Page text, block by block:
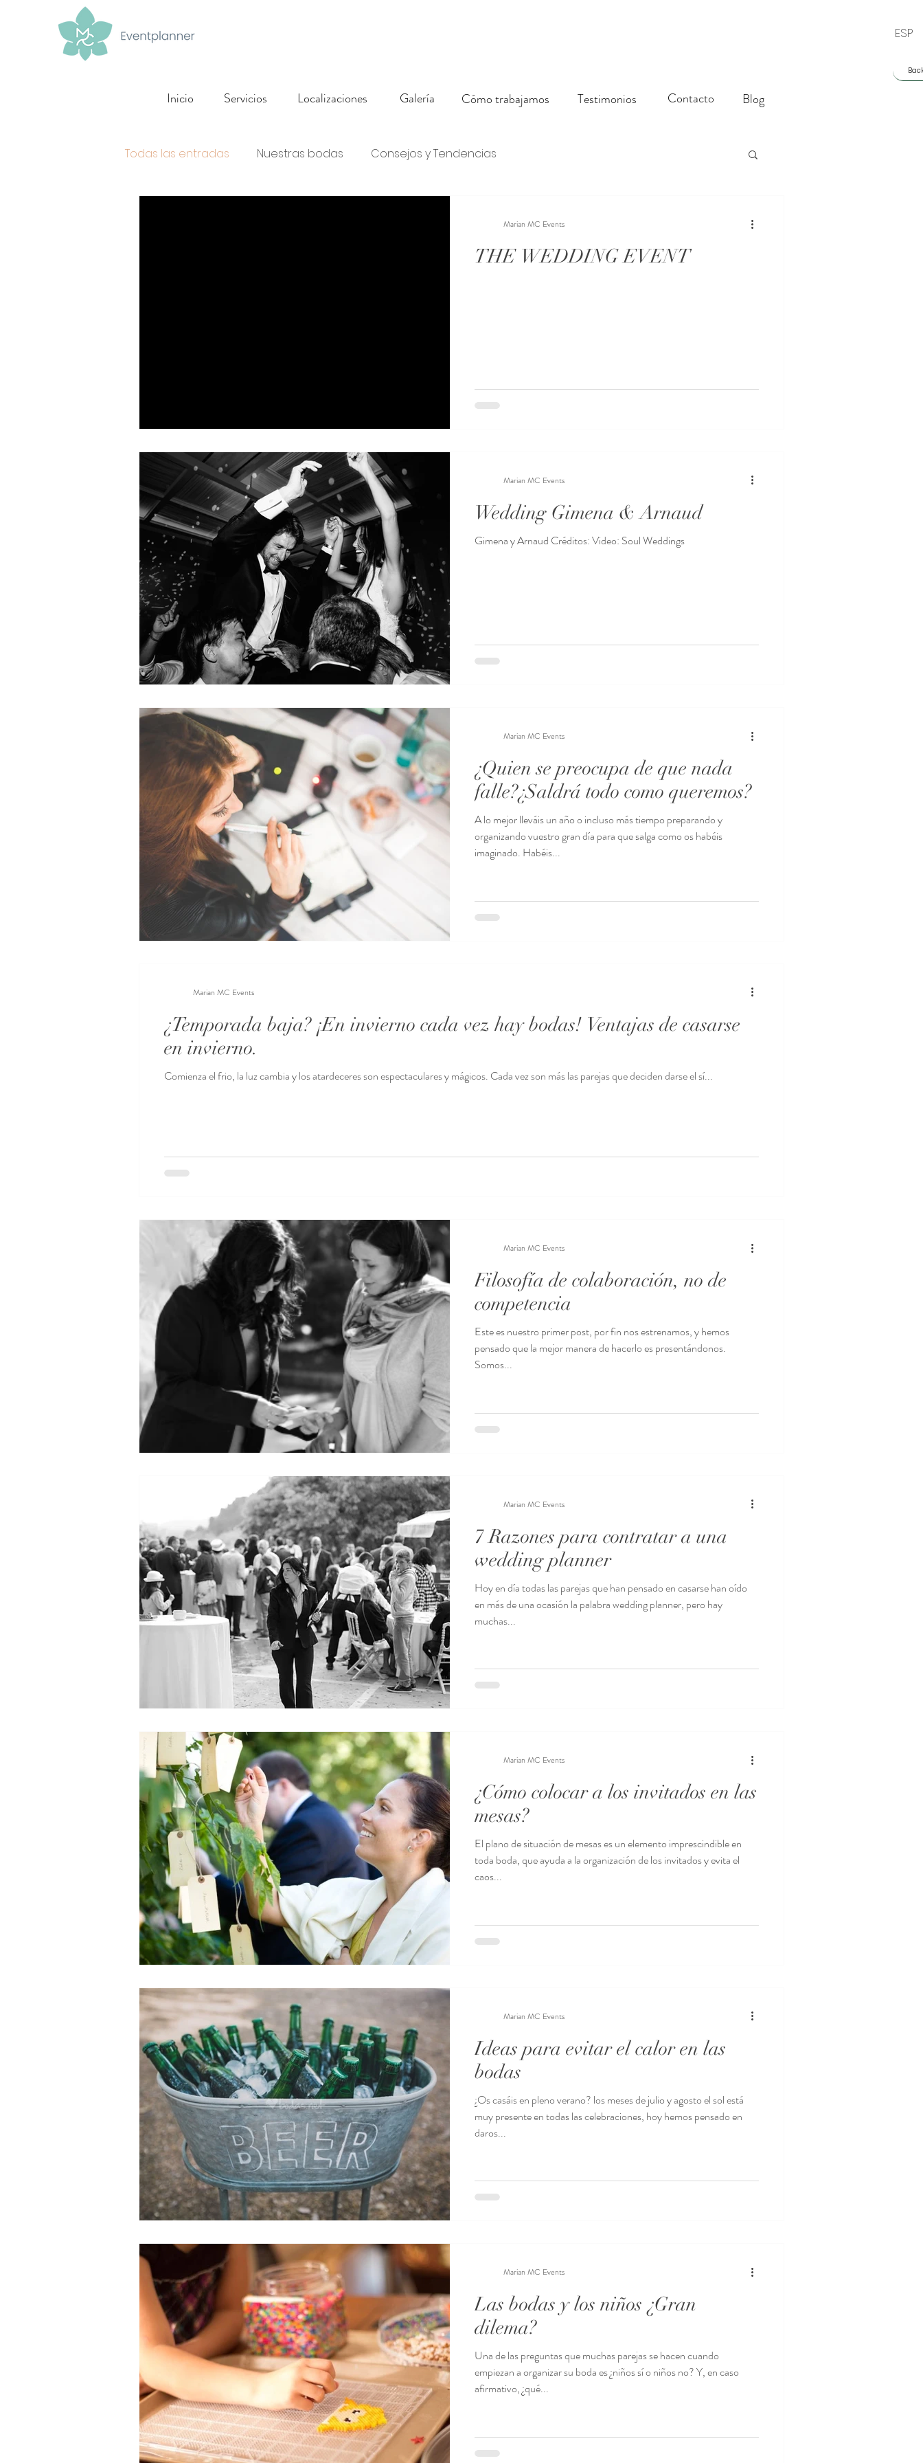
ESP
Inicio Servicios Localizaciones Galería Cómo trabajamos Testimonios Contacto Blog
Todas las entradas Nuestras bodas Consejos y Tendencias
THE WEDDING EVENT
Marian MC Events
Wedding Gimena & Arnaud
Gimena y Arnaud Créditos: Video: Soul Weddings
Marian MC Events
¿Quien se preocupa de que nada
falle?¿Saldrá todo como queremos?
A lo mejor lleváis un año o incluso más tiempo preparando y
organizando vuestro gran día para que salga como os habéis
imaginado. Habéis...
Marian MC Events
¿Temporada baja? ¡En invierno cada vez hay bodas! Ventajas de casarse
en invierno.
Comienza el frio, la luz cambia y los atardeceres son espectaculares y mágicos. Cada vez son más las parejas que deciden darse el sí...
Marian MC Events
Filosofía de colaboración, no de
competencia
Este es nuestro primer post, por fin nos estrenamos, y hemos
pensado que la mejor manera de hacerlo es presentándonos.
Somos...
Marian MC Events
7 Razones para contratar a una
wedding planner
Hoy en día todas las parejas que han pensado en casarse han oído
en más de una ocasión la palabra wedding planner, pero hay
muchas...
Marian MC Events
¿Cómo colocar a los invitados en las
mesas?
El plano de situación de mesas es un elemento imprescindible en
toda boda, que ayuda a la organización de los invitados y evita el
caos...
Marian MC Events
Ideas para evitar el calor en las
bodas
¿Os casáis en pleno verano? los meses de julio y agosto el sol está
muy presente en todas las celebraciones, hoy hemos pensado en
daros...
Marian MC Events
Las bodas y los niños ¿Gran
dilema?
Una de las preguntas que muchas parejas se hacen cuando
empiezan a organizar su boda es ¿niños sí o niños no? Y, en caso
afirmativo, ¿qué...
Marian MC Events